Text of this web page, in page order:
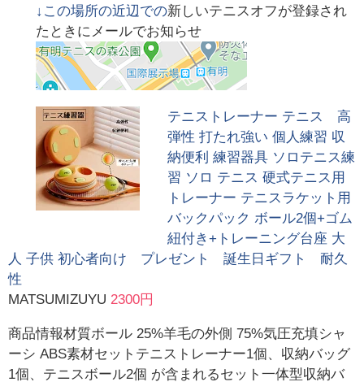
↓この場所の近辺での新しいテニスオフが登録され
たときにメールでお知らせ
テニストレーナー テニス 高
弾性 打たれ強い 個人練習 収
納便利 練習器具 ソロテニス練
習 ソロ テニス 硬式テニス用
トレーナー テニスラケット用
バックパック ボール2個+ゴム
紐付き+トレーニング台座 大
人 子供 初心者向け プレゼント 誕生日ギフト 耐久
性
MATSUMIZUYU 2300円
商品情報材質ボール 25%羊毛の外側 75%気圧充填シャ
ーシ ABS素材セットテニストレーナー1個、収納バッグ
1個、テニスボール2個 が含まれるセット一体型収納バ